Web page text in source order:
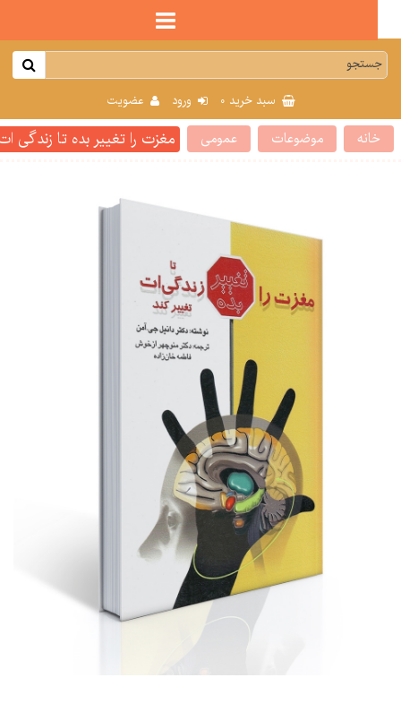
سبد خرید0 ورود عضویت
موضوعات عمومی مغزت را تغییر بده تا زندگی ات